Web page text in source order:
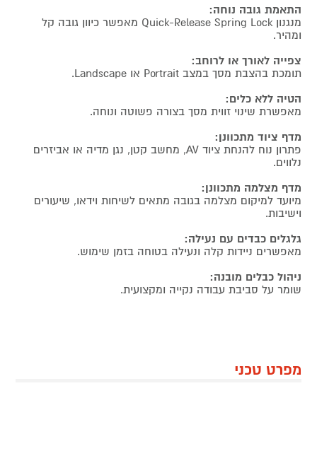
התאמת גובה נוחה:
מנגנון Quick-Release Spring Lock מאפשר כיוון גובה קל
ומהיר.
צפייה לאורך או לרוחב:
תומכת בהצבת מסך במצב Portrait או Landscape.
הטיה ללא כלים:
מאפשרת שינוי זווית מסך בצורה פשוטה ונוחה.
מדף ציוד מתכוונן:
פתרון נוח להנחת ציוד AV, מחשב קטן, נגן מדיה או אביזרים
נלווים.
מדף מצלמה מתכוונן:
מיועד למיקום מצלמה בגובה מתאים לשיחות וידאו, שיעורים
וישיבות.
גלגלים כבדים עם נעילה:
מאפשרים ניידות קלה ונעילה בטוחה בזמן שימוש.
ניהול כבלים מובנה:
שומר על סביבת עבודה נקייה ומקצועית.
מפרט טכני